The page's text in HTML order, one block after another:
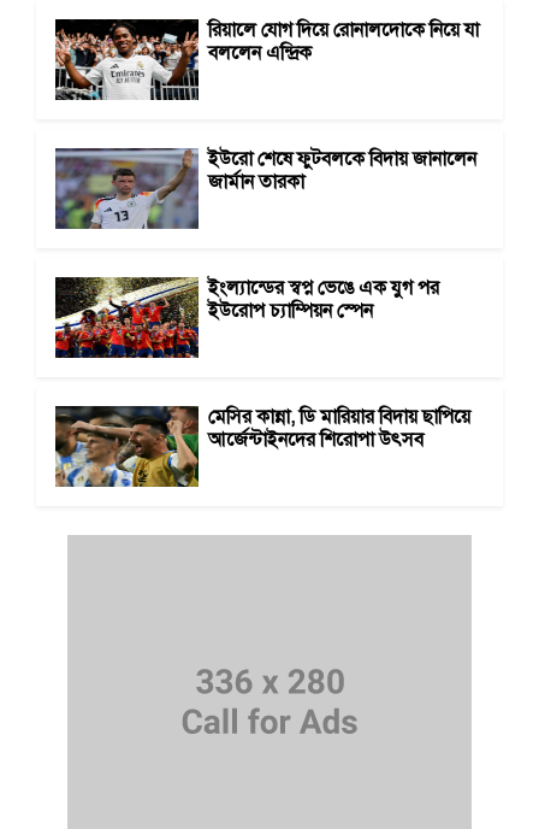
রিয়ালে যোগ দিয়ে রোনালদোকে নিয়ে যা
বললেন এন্দ্রিক
ইউরো শেষে ফুটবলকে বিদায় জানালেন
জার্মান তারকা
ইংল্যান্ডের স্বপ্ন ভেঙে এক যুগ পর
ইউরোপ চ্যাম্পিয়ন স্পেন
মেসির কান্না, ডি মারিয়ার বিদায় ছাপিয়ে
আর্জেন্টাইনদের শিরোপা উৎসব